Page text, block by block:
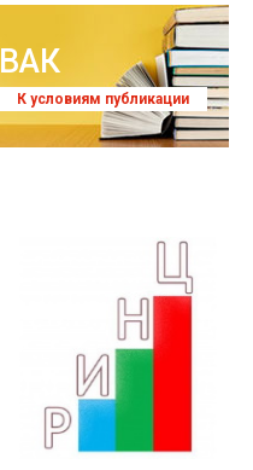
ВАК
К условиям публикации